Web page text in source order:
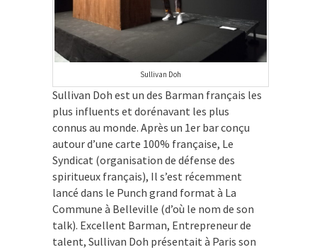
Sullivan Doh
Sullivan Doh est un des Barman français les
plus influents et dorénavant les plus
connus au monde. Après un 1er bar conçu
autour d’une carte 100% française, Le
Syndicat (organisation de défense des
spiritueux français), Il s’est récemment
lancé dans le Punch grand format à La
Commune à Belleville (d’où le nom de son
talk). Excellent Barman, Entrepreneur de
talent, Sullivan Doh présentait à Paris son